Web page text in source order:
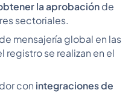
la aprobaciónde
sectoriales.
mensajería global en las
registro se realizan en el
con integraciones de